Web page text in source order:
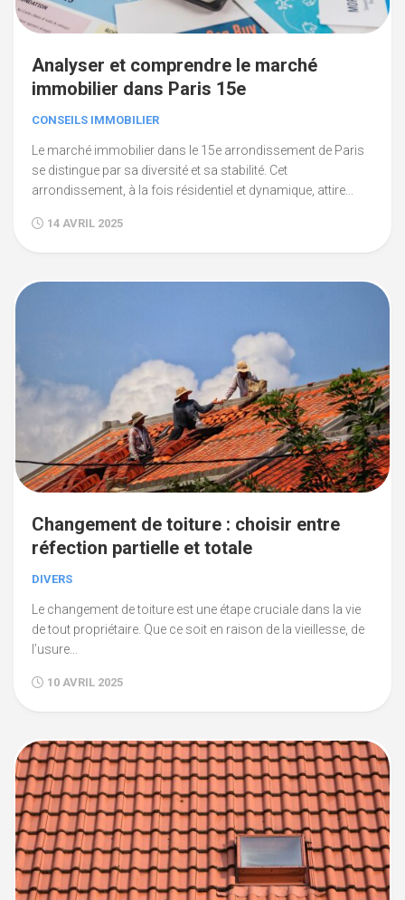
Analyser et comprendre le marché
immobilier dans Paris 15e
CONSEILS IMMOBILIER
Le marché immobilier dans le 15e arrondissement de Paris
se distingue par sa diversité et sa stabilité. Cet
arrondissement, à la fois résidentiel et dynamique, attire...
14 AVRIL 2025
Changement de toiture : choisir entre
réfection partielle et totale
DIVERS
Le changement de toiture est une étape cruciale dans la vie
de tout propriétaire. Que ce soit en raison de la vieillesse, de
l’usure...
10 AVRIL 2025